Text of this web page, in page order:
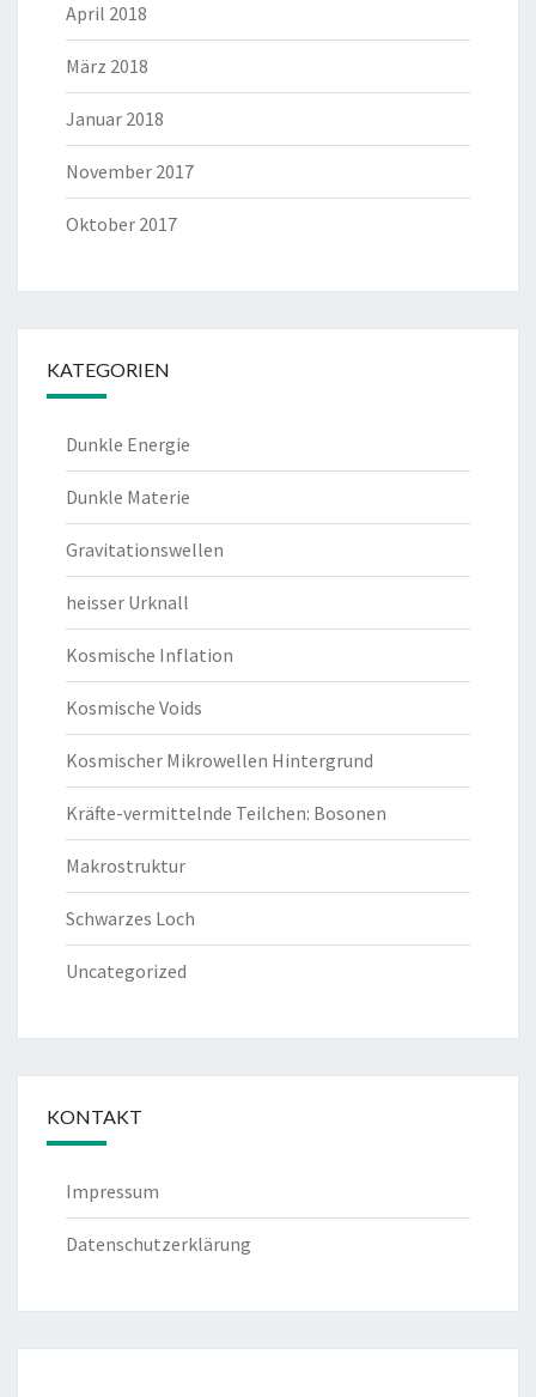
April 2018
März 2018
Januar 2018
November 2017
Oktober 2017
KATEGORIEN
Dunkle Energie
Dunkle Materie
Gravitationswellen
heisser Urknall
Kosmische Inflation
Kosmische Voids
Kosmischer Mikrowellen Hintergrund
Kräfte-vermittelnde Teilchen: Bosonen
Makrostruktur
Schwarzes Loch
Uncategorized
KONTAKT
Impressum
Datenschutzerklärung